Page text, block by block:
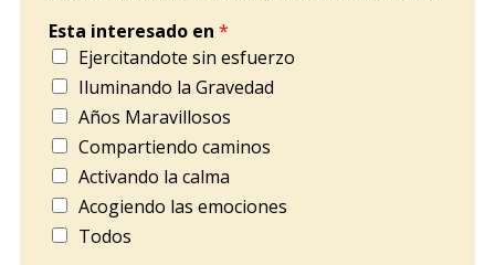
Esta interesado en *
Ejercitandote sin esfuerzo
Iluminando la Gravedad
Años Maravillosos
Compartiendo caminos
Activando la calma
Acogiendo las emociones
Todos